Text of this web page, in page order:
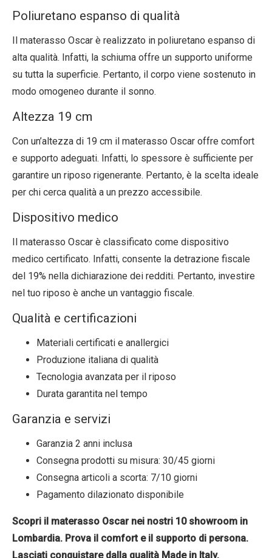
Poliuretano espanso di qualità
Il materasso Oscar è realizzato in poliuretano espanso di
alta qualità. Infatti, la schiuma offre un supporto uniforme
su tutta la superficie. Pertanto, il corpo viene sostenuto in
modo omogeneo durante il sonno.
Altezza 19 cm
Con un’altezza di 19 cm il materasso Oscar offre comfort
e supporto adeguati. Infatti, lo spessore è sufficiente per
garantire un riposo rigenerante. Pertanto, è la scelta ideale
per chi cerca qualità a un prezzo accessibile.
Dispositivo medico
Il materasso Oscar è classificato come dispositivo
medico certificato. Infatti, consente la detrazione fiscale
del 19% nella dichiarazione dei redditi. Pertanto, investire
nel tuo riposo è anche un vantaggio fiscale.
Qualità e certificazioni
Materiali certificati e anallergici
Produzione italiana di qualità
Tecnologia avanzata per il riposo
Durata garantita nel tempo
Garanzia e servizi
Garanzia 2 anni inclusa
Consegna prodotti su misura: 30/45 giorni
Consegna articoli a scorta: 7/10 giorni
Pagamento dilazionato disponibile
Scopri il materasso Oscar nei nostri 10 showroom in
Lombardia. Prova il comfort e il supporto di persona.
Lasciati conquistare dalla qualità Made in Italy.